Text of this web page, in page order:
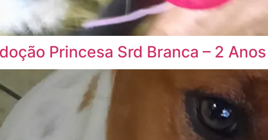
Princesa Srd Branca – 2 Anos